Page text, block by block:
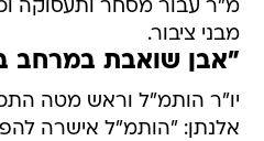
מבני ציבור.
"אבן שואבת במרחב
יו"ר הותמ"ל וראש מטה
אלנתן: "הותמ"ל אישרה